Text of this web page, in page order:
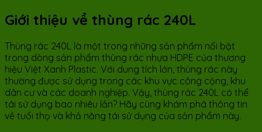
Giới thiệu về thùng rác 240L
Thùng rác 240L là một trong những sản phẩm nổi bật
trong dòng sản phẩm thùng rác nhựa HDPE của thương
hiệu Việt Xanh Plastic. Với dung tích lớn, thùng rác này
thường được sử dụng trong các khu vực công cộng, khu
dân cư và các doanh nghiệp. Vậy, thùng rác 240L có thể
tái sử dụng bao nhiêu lần? Hãy cùng khám phá thông tin
về tuổi thọ và khả năng tái sử dụng của sản phẩm này.